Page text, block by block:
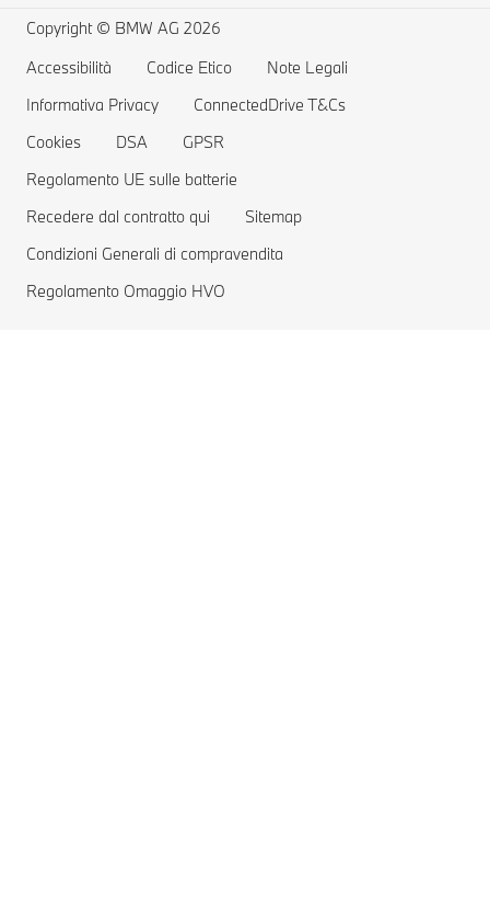
Richiamo airbag Takata
Offerte BMW
Prenota un Test Drive
Home Charging
Gamma auto elettriche
Costi delle auto elettriche
Vetture Plug-in Hybrid
Copyright © BMW AG 2026
Accessibilità
Codice Etico
Note Legali
Informativa Privacy
ConnectedDrive T&Cs
Cookies
DSA
GPSR
Regolamento UE sulle batterie
Recedere dal contratto qui
Sitemap
Condizioni Generali di compravendita
Regolamento Omaggio HVO